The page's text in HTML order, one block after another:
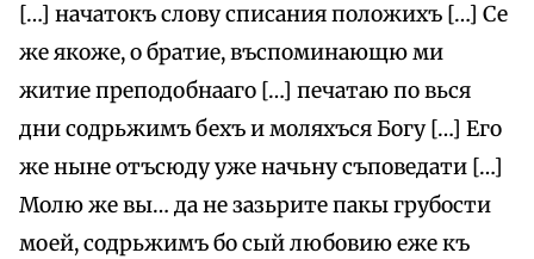
[…] начатокъ слову списания положихъ […] Се
же якоже, о братие, въспоминающю ми
житие преподобнааго […] печатаю по вься
дни содрьжимъ бехъ и моляхъся Богу […] Его
же ныне отъсюду уже начьну съповедати […]
Молю же вы… да не зазьрите пакы грубости
моей, содрьжимъ бо сый любовию еже къ